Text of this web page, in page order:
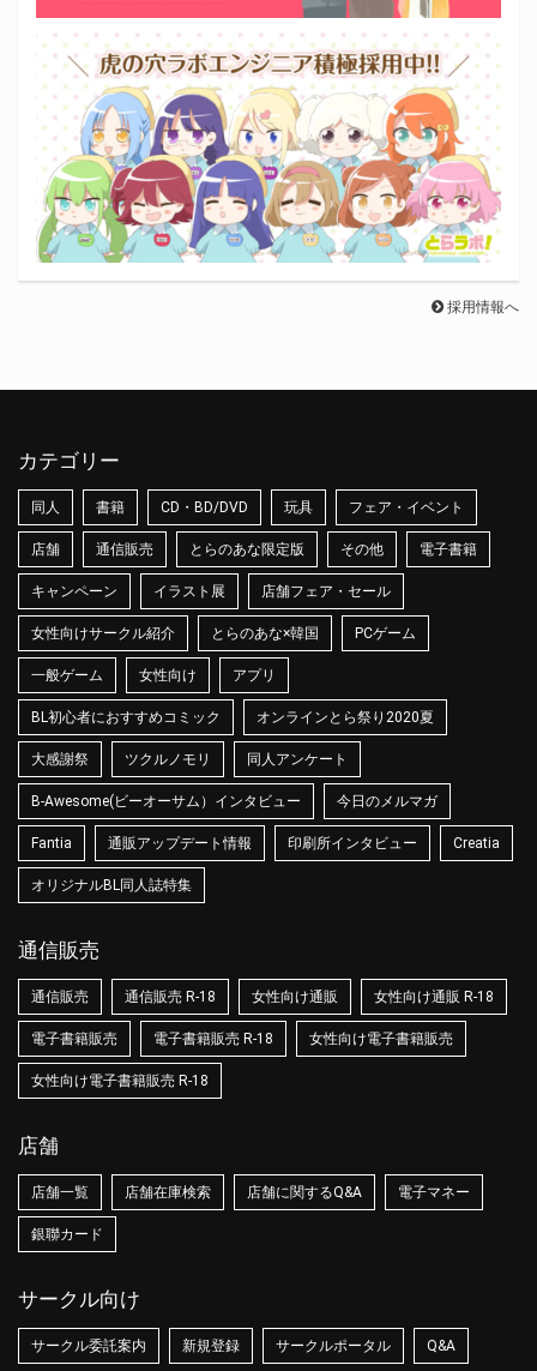
採用情報へ
カテゴリー
同人 書籍 CD・BD/DVD 玩具 フェア・イベント
店舗 通信販売 とらのあな限定版 その他 電子書籍
キャンペーン イラスト展 店舗フェア・セール
女性向けサークル紹介 とらのあな×韓国 PCゲーム
一般ゲーム 女性向け アプリ
BL初心者におすすめコミック オンラインとら祭り2020夏
大感謝祭 ツクルノモリ 同人アンケート
B-Awesome(ビーオーサム）インタビュー 今日のメルマガ
Fantia 通販アップデート情報 印刷所インタビュー Creatia
オリジナルBL同人誌特集
通信販売
通信販売 通信販売 R-18 女性向け通販 女性向け通販 R-18
電子書籍販売 電子書籍販売 R-18 女性向け電子書籍販売
女性向け電子書籍販売 R-18
店舗
店舗一覧 店舗在庫検索 店舗に関するQ&A 電子マネー
銀聯カード
サークル向け
サークル委託案内 新規登録 サークルポータル Q&A